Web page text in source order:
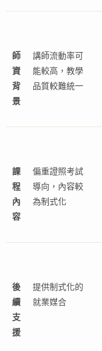
師
資
背
景
講師流動率可
能較高，教學
品質較難統一
課
程
內
容
偏重證照考試
導向，內容較
為制式化
後
續
支
援
提供制式化的
就業媒合